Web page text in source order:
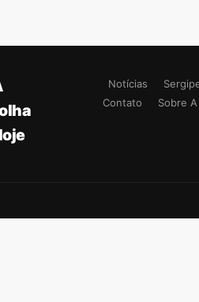
Notícias
Contato
Sobre